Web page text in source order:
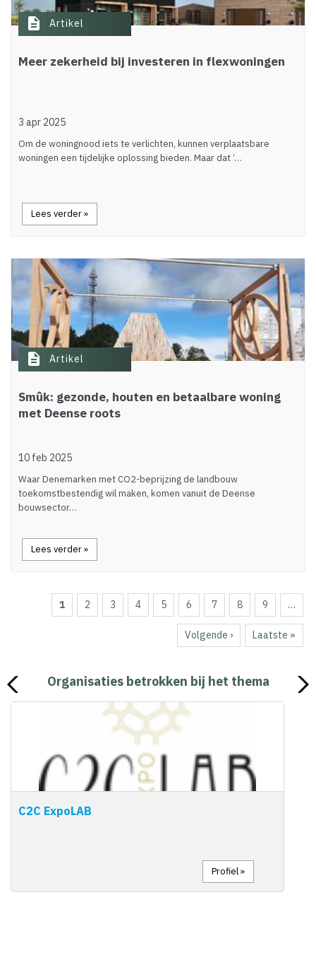
description Artikel
Meer zekerheid bij investeren in flexwoningen
3 apr 2025
Om de woningnood iets te verlichten, kunnen verplaatsbare
woningen een tijdelijke oplossing bieden. Maar dat ‘…
Lees verder »
description Artikel
Smûk: gezonde, houten en betaalbare woning
met Deense roots
10 feb 2025
Waar Denemarken met CO2-beprijzing de landbouw
toekomstbestendig wil maken, komen vanuit de Deense
bouwsector…
Lees verder »
PagineringHuidige
pagina
1 Page
2 Page
3 Page
4 Page
5 Page
6 Page
7 Page
8 Page
9 …
Volgende
pagina
Volgende ›
Laatste
pagina
Laatste »
Organisaties betrokken bij het thema
C2C ExpoLAB
Profiel »